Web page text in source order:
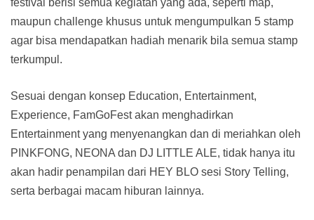
maupun challenge khusus untuk mengumpulkan 5 stamp
agar bisa mendapatkan hadiah menarik bila semua stamp
terkumpul.
Sesuai dengan konsep Education, Entertainment,
Experience, FamGoFest akan menghadirkan
Entertainment yang menyenangkan dan di meriahkan oleh
PINKFONG, NEONA dan DJ LITTLE ALE, tidak hanya itu
akan hadir penampilan dari HEY BLO sesi Story Telling,
serta berbagai macam hiburan lainnya.